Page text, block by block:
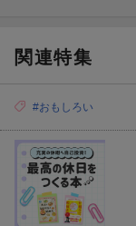
関連特集
#おもしろい